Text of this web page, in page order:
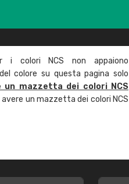
i colori NCS non appaiono
colore su questa pagina solo
un mazzetta dei colori NCS
un mazzetta dei colori NCS
"buon servizio"